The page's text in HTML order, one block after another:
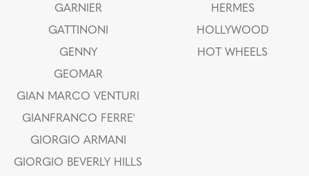
GARNIER
GATTINONI
GENNY
GEOMAR
GIAN MARCO VENTURI
GIANFRANCO FERRE'
GIORGIO ARMANI
GIORGIO BEVERLY HILLS
HERMES
HOLLYWOOD
HOT WHEELS